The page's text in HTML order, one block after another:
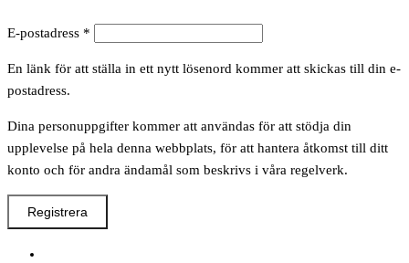
E-postadress *
En länk för att ställa in ett nytt lösenord kommer att skickas till din e-
postadress.
Dina personuppgifter kommer att användas för att stödja din
upplevelse på hela denna webbplats, för att hantera åtkomst till ditt
konto och för andra ändamål som beskrivs i våra regelverk.
Registrera